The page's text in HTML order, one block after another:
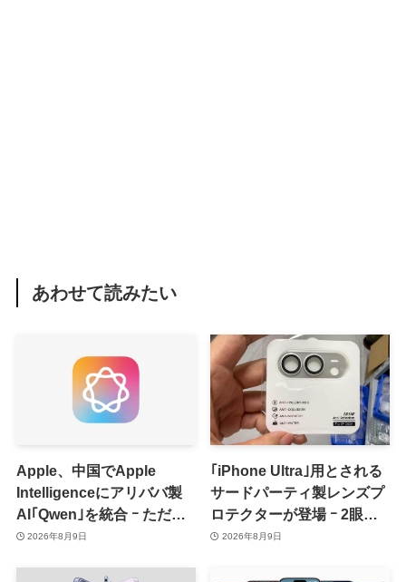
あわせて読みたい
Apple、中国でApple
Intelligenceにアリババ製
AI｢Qwen｣を統合 ｰ ただ、
ユーザーガイドを公開後に
2026年8月9日
｢iPhone Ultra｣用とされる
サードパーティ製レンズプ
ロテクターが登場 ｰ 2眼カ
メラ搭載や一部本体カラー
2026年8月9日